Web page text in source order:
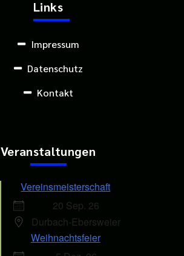
Links
Impressum
Datenschutz
Kontakt
Veranstaltungen
Vereinsmeisterschaft
20 Sep. 26
Durbach-Ebersweier
Weihnachtsfeier